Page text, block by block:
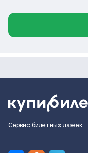
Сервис билетных лазеек